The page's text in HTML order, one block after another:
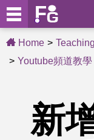
Home
Youtube頻道教學
新